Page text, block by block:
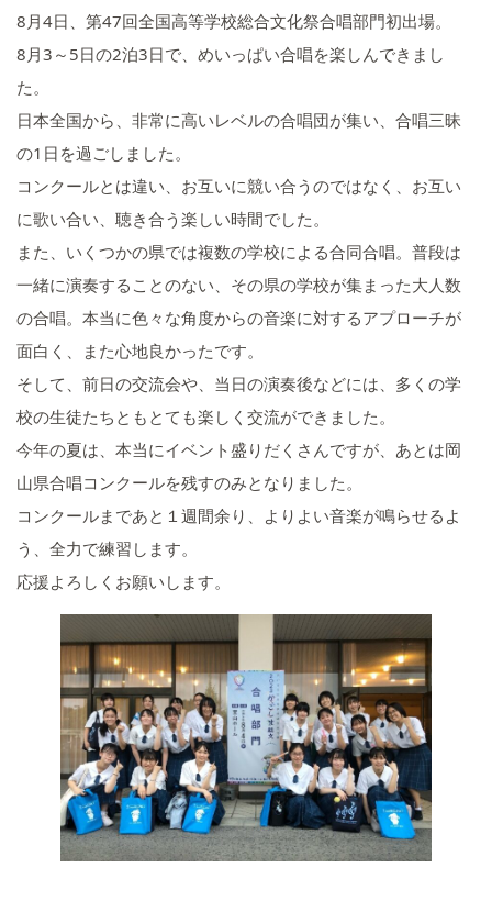
8月4日、第47回全国高等学校総合文化祭合唱部門初出場。
8月3～5日の2泊3日で、めいっぱい合唱を楽しんできまし
た。
日本全国から、非常に高いレベルの合唱団が集い、合唱三昧
の1日を過ごしました。
コンクールとは違い、お互いに競い合うのではなく、お互い
に歌い合い、聴き合う楽しい時間でした。
また、いくつかの県では複数の学校による合同合唱。普段は
一緒に演奏することのない、その県の学校が集まった大人数
の合唱。本当に色々な角度からの音楽に対するアプローチが
面白く、また心地良かったです。
そして、前日の交流会や、当日の演奏後などには、多くの学
校の生徒たちともとても楽しく交流ができました。
今年の夏は、本当にイベント盛りだくさんですが、あとは岡
山県合唱コンクールを残すのみとなりました。
コンクールまであと１週間余り、よりよい音楽が鳴らせるよ
う、全力で練習します。
応援よろしくお願いします。